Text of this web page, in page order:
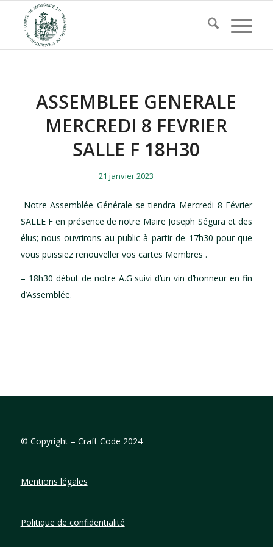
ASSEMBLEE GENERALE
MERCREDI 8 FEVRIER
SALLE F 18H30
21 janvier 2023
-Notre Assemblée Générale se tiendra Mercredi 8 Février
SALLE F en présence de notre Maire Joseph Ségura et des
élus; nous ouvrirons au public à partir de 17h30 pour que
vous puissiez renouveller vos cartes Membres .
– 18h30 début de notre A.G suivi d’un vin d’honneur en fin
d’Assemblée.
© Copyright – Craft Code 2024
Mentions légales
Politique de confidentialité